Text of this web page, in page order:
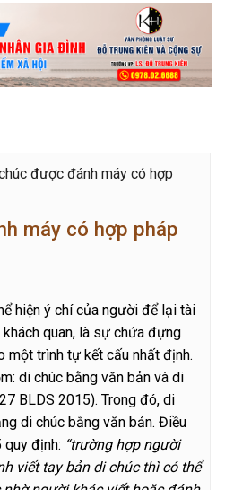
được đánh máy có hợp
máy có hợp pháp
hiện ý chí của người để lại tài
quan, là sự chứa đựng
một trình tự kết cấu nhất định.
di chúc bằng văn bản và di
BLDS 2015). Trong đó, di
di chúc bằng văn bản. Điều
định: “trường hợp người
viết tay bản di chúc thì có thể